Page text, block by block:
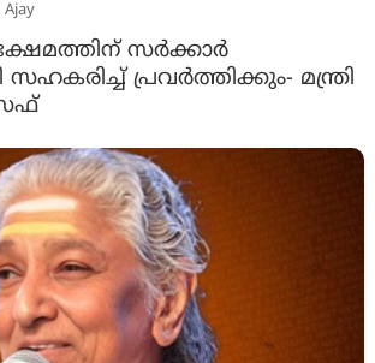
Ajay
സർക്കാർ
പ്രവർത്തിക്കും- മന്ത്രി